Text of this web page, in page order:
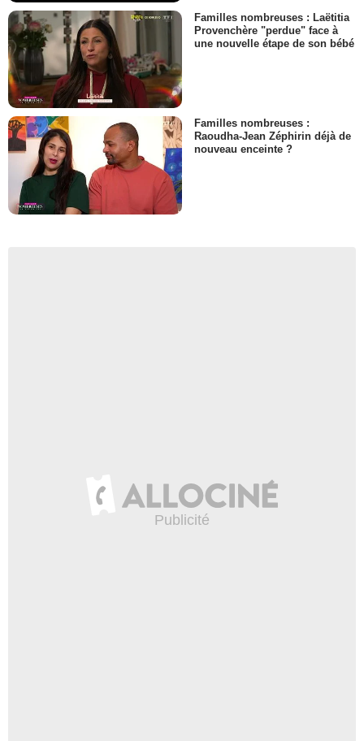
Familles nombreuses : Laëtitia
Provenchère "perdue" face à
une nouvelle étape de son bébé
Familles nombreuses :
Raoudha-Jean Zéphirin déjà de
nouveau enceinte ?